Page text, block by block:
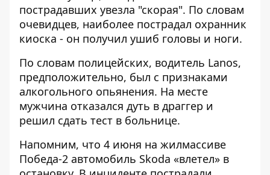
пострадавших увезла "скорая". По словам
очевидцев, наиболее пострадал охранник
киоска - он получил ушиб головы и ноги.
По словам полицейских, водитель Lanos,
предположительно, был с признаками
алкогольного опьянения. На месте
мужчина отказался дуть в драггер и
решил сдать тест в больнице.
Напомним, что 4 июня на жилмассиве
Победа-2 автомобиль Skoda «влетел» в